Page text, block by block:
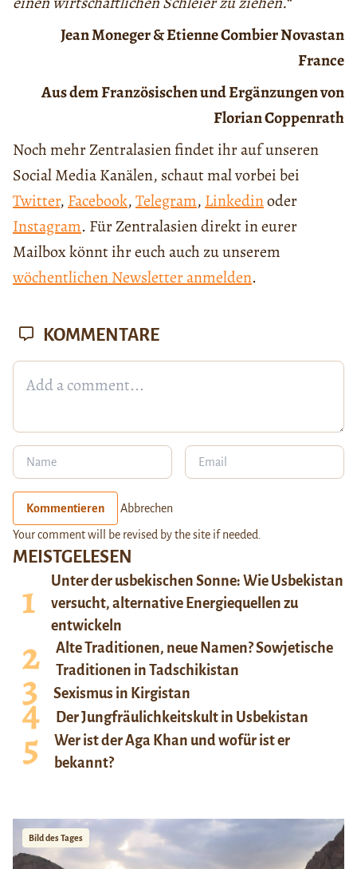
Jean Moneger & Etienne Combier Novastan
France
Aus dem Französischen und Ergänzungen von
Florian Coppenrath
Noch mehr Zentralasien findet ihr auf unseren
Social Media Kanälen, schaut mal vorbei bei
Twitter, Facebook,Telegram, Linkedinoder
Instagram. Für Zentralasien direkt in eurer
Mailbox könnt ihr euch auch zu unserem
wöchentlichen Newsletter anmelden.
MEISTGELESEN
Unter der usbekischen Sonne: Wie Usbekistan
versucht, alternative Energiequellen zu
entwickeln
Alte Traditionen, neue Namen? Sowjetische
Traditionen in Tadschikistan
Sexismus in Kirgistan
Der Jungfräulichkeitskult in Usbekistan
Wer ist der Aga Khan und wofür ist er
bekannt?
Bild des Tages
KOMMENTARE
Kommentieren Abbrechen
Your comment will be revised by the site if needed.